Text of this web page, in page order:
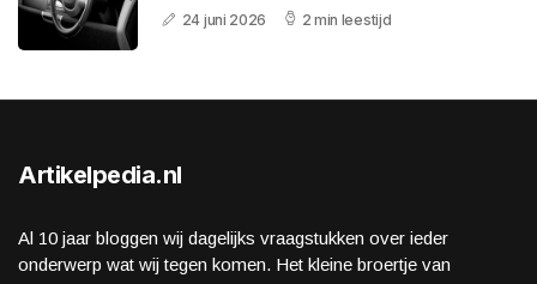
24 juni 2026 2 min leestijd
Artikelpedia.nl
Al 10 jaar bloggen wij dagelijks vraagstukken over ieder
onderwerp wat wij tegen komen. Het kleine broertje van